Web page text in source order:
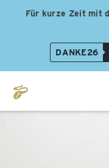
Für kurze Zeit mit
DANKE26